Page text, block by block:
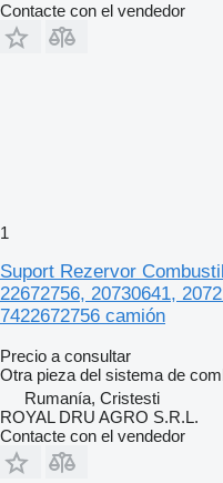
Contacte con el vendedor
1
Suport Rezervor
22672756, 20730641,
7422672756 camión
Precio a consultar
Otra pieza del sistema de
Rumanía, Cristesti
ROYAL DRU AGRO S.R.L.
Contacte con el vendedor